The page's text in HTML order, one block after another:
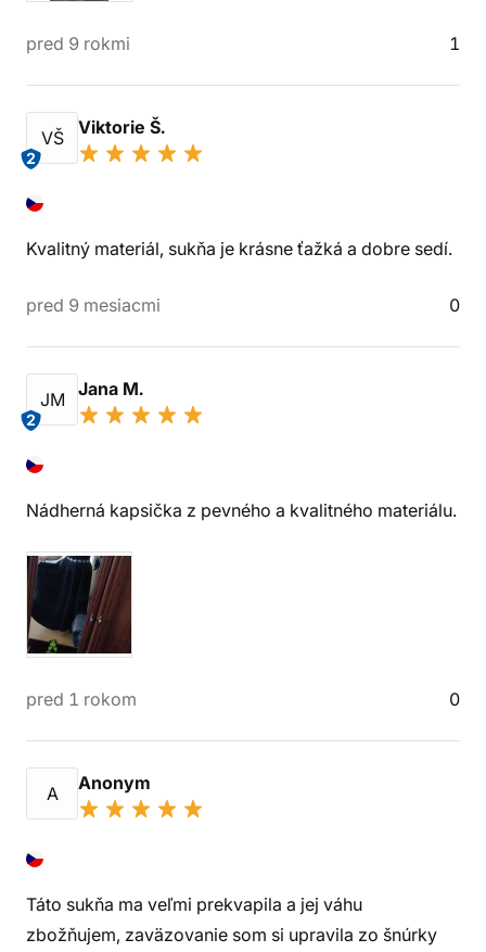
pred 9 rokmi 1
VŠ
2
Viktorie Š.
Kvalitný materiál, sukňa je krásne ťažká a dobre sedí.
pred 9 mesiacmi 0
JM
2
Jana M.
Nádherná kapsička z pevného a kvalitného materiálu.
pred 1 rokom 0
A Anonym
Táto sukňa ma veľmi prekvapila a jej váhu
zbožňujem, zaväzovanie som si upravila zo šnúrky